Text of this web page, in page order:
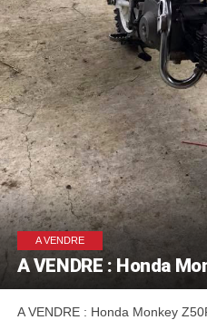
A VENDRE
A VENDRE : Honda
A VENDRE : Honda Monkey